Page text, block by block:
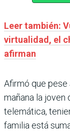
Leer también:
virtualidad, el
afirman
Afirmó que pese
mañana la
telemática,
familia está